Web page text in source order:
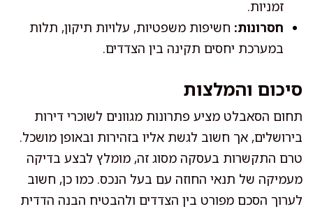
זמניות.
חסרונות: חשיפות משפטיות, עלויות תיקון, תלות
במערכת יחסים תקינה בין הצדדים.
סיכום והמלצות
תחום הסאבלט מציע פתרונות מגוונים לשוכרי דירות
בירושלים, אך חשוב לגשת אליו בזהירות ובאופן מושכל.
טרם התקשרות בעסקה מסוג זה, מומלץ לבצע בדיקה
מעמיקה של תנאי החוזה עם בעל הנכס. כמו כן, חשוב
לערוך הסכם מפורט בין הצדדים ולהבטיח הבנה הדדית